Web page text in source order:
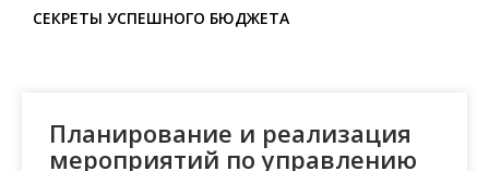
СЕКРЕТЫ УСПЕШНОГО БЮДЖЕТА
Планирование и реализация
мероприятий по управлению